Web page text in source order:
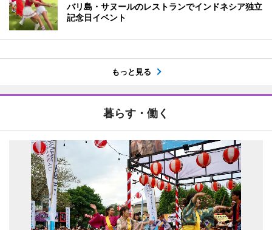
バリ島・サヌールのレストランでインドネシア独立
記念日イベント
もっと見る
暮らす・働く